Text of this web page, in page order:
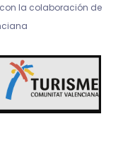
b
e
la colaboración de